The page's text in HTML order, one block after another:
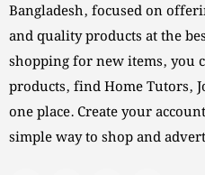
Bangladesh, focused on
and quality products at the
shopping for new items, you
products, find Home Tutors,
one place. Create your
simple way to shop and